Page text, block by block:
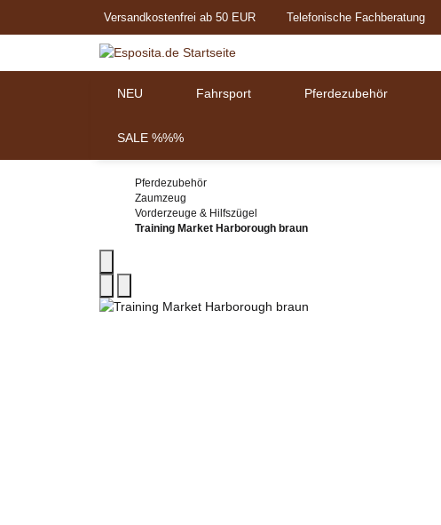
Versandkostenfrei ab 50 EUR Telefonische Fachberatung
NEU Fahrsport Pferdezubehör
SALE %%%
Pferdezubehör
Zaumzeug
Vorderzeuge & Hilfszügel
Training Market Harborough braun